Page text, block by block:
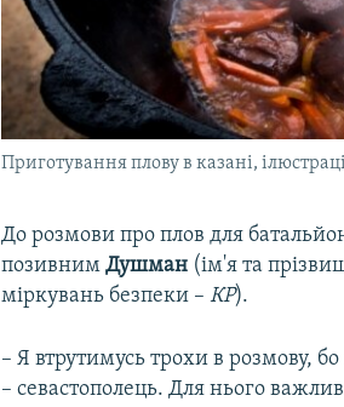
Приготування плову в казані,
До розмови про плов для
позивнимДушман (ім'я та
міркувань безпеки –КР).
– Я втрутимусь трохи в розмову,
– севастополець. Для нього